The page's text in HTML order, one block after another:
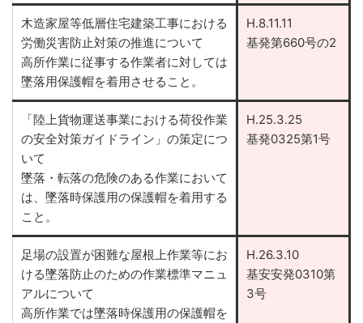
木造家屋等低層住宅建築工事における
労働災害防止対策の推進について
高所作業に従事する作業者に対しては
墜落用保護帽を着用させること。
H.8.11.11
基発第660号の2
「陸上貨物運送事業における荷役作業
の安全対策ガイドライン」の策定につ
いて
墜落・転落の危険のある作業において
は、墜落時保護用の保護帽を着用する
こと。
H.25.3.25
基発0325第1号
足場の設置が困難な屋根上作業等にお
ける墜落防止のための作業標準マニュ
アルについて
高所作業では墜落時保護用の保護帽を
H.26.3.10
基安安発0310第
3号